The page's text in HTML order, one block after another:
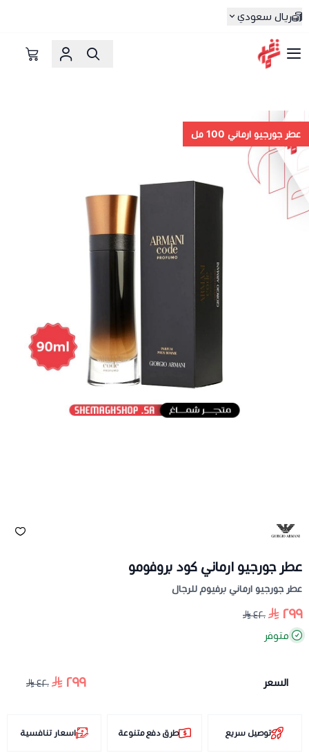
ريال سعودي
شماغ شوب | أفضل متجر شماغ في السعودية
عطر جورجيو ارماني 100 مل
عطر جورجيو ارماني كود بروفومو
عطر جورجيو ارماني برفيوم للرجال
٢٩٩
٤٢٠
متوفر
السعر ٢٩٩ ٤٢٠
توصيل سريع طرق دفع متنوعة اسعار تنافسية